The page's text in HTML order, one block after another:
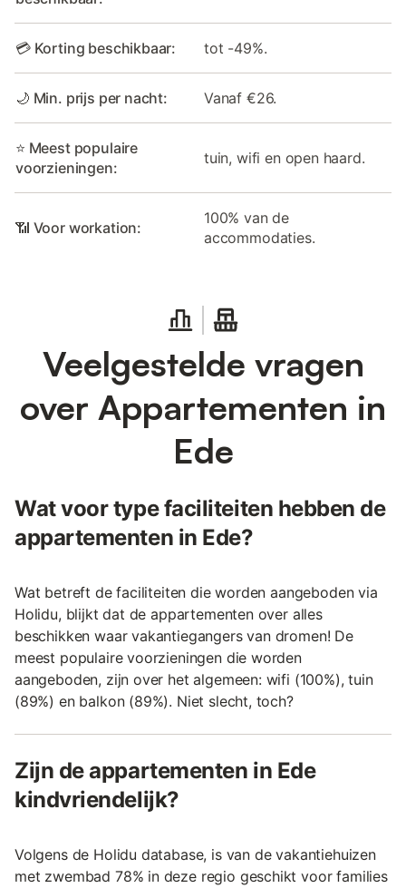
💳 Korting beschikbaar: tot -49%.
🌙 Min. prijs per nacht: Vanaf €26.
⭐ Meest populaire
voorzieningen:
tuin, wifi en open haard.
📶 Voor workation:
100% van de
accommodaties.
Veelgestelde vragen
over Appartementen in
Ede
Wat voor type faciliteiten hebben de
appartementen in Ede?
Wat betreft de faciliteiten die worden aangeboden via
Holidu, blijkt dat de appartementen over alles
beschikken waar vakantiegangers van dromen! De
meest populaire voorzieningen die worden
aangeboden, zijn over het algemeen: wifi (100%), tuin
(89%) en balkon (89%). Niet slecht, toch?
Zijn de appartementen in Ede
kindvriendelijk?
Volgens de Holidu database, is van de vakantiehuizen
met zwembad 78% in deze regio geschikt voor families